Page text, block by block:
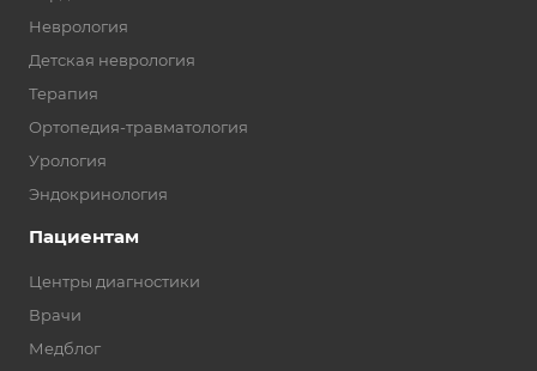
Неврология
Детская неврология
Терапия
Ортопедия-травматология
Урология
Эндокринология
Пациентам
Центры диагностики
Врачи
Медблог